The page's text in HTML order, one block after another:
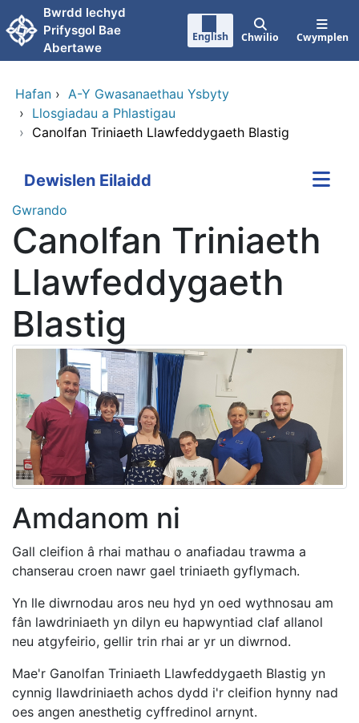
Neidio i'r prif gynnwy
Bwrdd lechyd
Prifysgol Bae
Abertawe
English Chwilio Cwymplen
Hafan › A-Y Gwasanaethau Ysbyty
› Llosgiadau a Phlastigau
› Canolfan Triniaeth Llawfeddygaeth Blastig
Dewislen Eilaidd
Gwrando
Canolfan Triniaeth
Llawfeddygaeth
Blastig
Amdanom ni
Gall cleifion â rhai mathau o anafiadau trawma a
chanserau croen nawr gael triniaeth gyflymach.
Yn lle diwrnodau aros neu hyd yn oed wythnosau am
fân lawdriniaeth yn dilyn eu hapwyntiad claf allanol
neu atgyfeirio, gellir trin rhai ar yr un diwrnod.
Mae'r Ganolfan Triniaeth Llawfeddygaeth Blastig yn
cynnig llawdriniaeth achos dydd i'r cleifion hynny nad
oes angen anesthetig cyffredinol arnynt.